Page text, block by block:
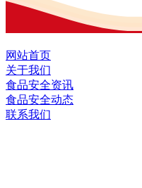
网站首页
关于我们
食品安全资讯
食品安全动态
联系我们